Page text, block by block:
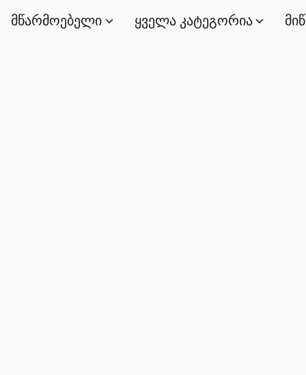
მწარმოებელი ყველა კატეგორია